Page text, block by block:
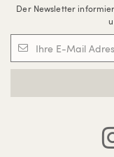
Der Newsletter